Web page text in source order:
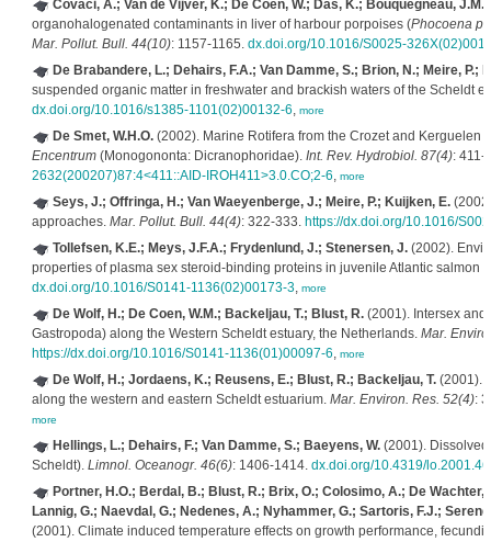
Covaci, A.; Van de Vijver, K.; De Coen, W.; Das, K.; Bouquegneau,
organohalogenated contaminants in liver of harbour porpoises (Phocoena
Mar. Pollut. Bull. 44(10): 1157-1165. dx.doi.org/10.1016/S0025-
De Brabandere, L.; Dehairs, F.A.; Van Damme, S.; Brion, N.; Meire, P.;
suspended organic matter in freshwater and brackish waters of the Scheldt
dx.doi.org/10.1016/s1385-1101(02)00132-6, more
De Smet, W.H.O.(2002). Marine Rotifera from the Crozet and Kerguelen
Encentrum(Monogononta: Dicranophoridae). Int. Rev. Hydrobiol. 87(4): 411-
2632(200207)87:4<411::AID-IROH411>3.0.CO;2-6, more
Seys, J.; Offringa, H.; Van Waeyenberge, J.; Meire, P.; Kuijken, E.
approaches. Mar. Pollut. Bull. 44(4): 322-333. https://dx.doi.org/10.1016/
Tollefsen, K.E.; Meys, J.F.A.; Frydenlund, J.; Stenersen, J.(2002).
properties of plasma sex steroid-binding proteins in juvenile Atlantic salmon (
dx.doi.org/10.1016/S0141-1136(02)00173-3, more
De Wolf, H.; De Coen, W.M.; Backeljau, T.; Blust, R.(2001). Intersex
Gastropoda) along the Western Scheldt estuary, the Netherlands. Mar.
https://dx.doi.org/10.1016/S0141-1136(01)00097-6, more
De Wolf, H.; Jordaens, K.; Reusens, E.; Blust, R.; Backeljau, T.(2001).
along the western and eastern Scheldt estuarium. Mar. Environ. Res. 52(4):
more
Hellings, L.; Dehairs, F.; Van Damme, S.; Baeyens, W.(2001). Dissolved
Scheldt). Limnol. Oceanogr. 46(6): 1406-1414. dx.doi.org/10.4319/
Portner, H.O.; Berdal, B.; Blust, R.; Brix, O.; Colosimo, A.; De
Lannig, G.; Naevdal, G.; Nedenes, A.; Nyhammer, G.; Sartoris, F.J.;
(2001). Climate induced temperature effects on growth performance,